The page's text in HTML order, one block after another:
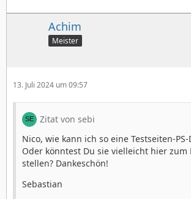
Achim
Meister
13. Juli 2024 um 09:57
Zitat von sebi
Nico, wie kann ich so eine Testseiten-
Oder könntest Du sie vielleicht hier zum
stellen? Dankeschön!
Sebastian